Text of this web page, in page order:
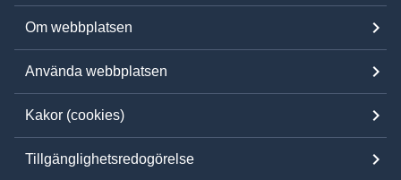
Om webbplatsen
Använda webbplatsen
Kakor (cookies)
Tillgänglighetsredogörelse